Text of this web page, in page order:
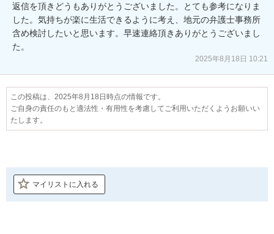
返信を頂きどうもありがとうございました。とても参考になりま
した。気持ちが楽に生活できるように考え、地元の弁護士事務所
含め検討したいと思います。早速連絡頂きありがとうございまし
た。
2025年8月18日 10:21
この投稿は、2025年8月18日時点の情報です。
ご自身の責任のもと適法性・有用性を考慮してご利用いただくようお願いい
たします。
マイリストに入れる